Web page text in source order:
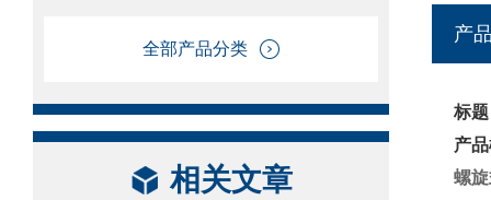
全部产品分类
相关文章
产
标
产
螺